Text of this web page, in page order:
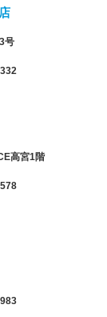
号
高宮1階